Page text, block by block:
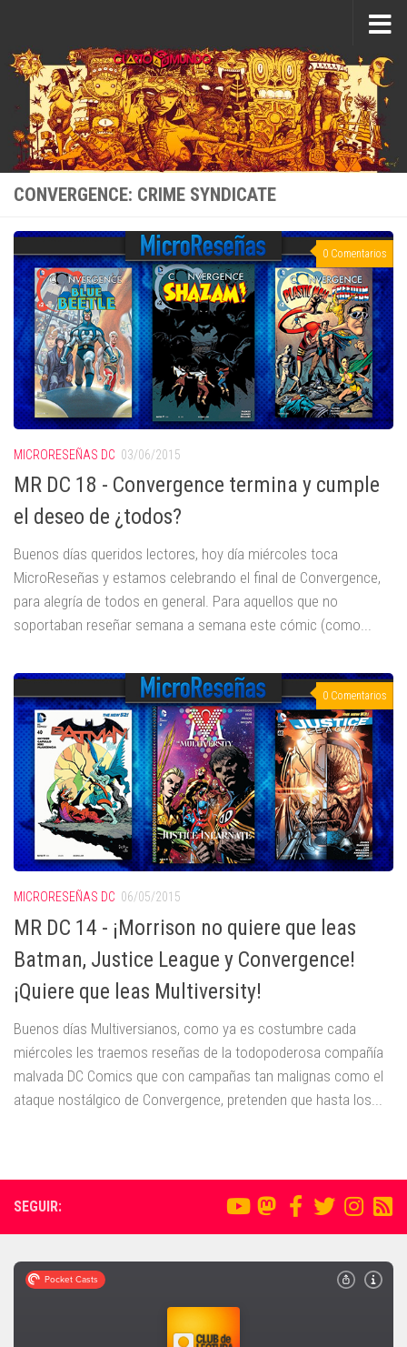
CONVERGENCE: CRIME SYNDICATE
0 Comentarios
MICRORESEÑAS DC 03/06/2015
MR DC 18 - Convergence termina y cumple
el deseo de ¿todos?
Buenos días queridos lectores, hoy día miércoles toca
MicroReseñas y estamos celebrando el final de Convergence,
para alegría de todos en general. Para aquellos que no
soportaban reseñar semana a semana este cómic (como...
0 Comentarios
MICRORESEÑAS DC 06/05/2015
MR DC 14 - ¡Morrison no quiere que leas
Batman, Justice League y Convergence!
¡Quiere que leas Multiversity!
Buenos días Multiversianos, como ya es costumbre cada
miércoles les traemos reseñas de la todopoderosa compañía
malvada DC Comics que con campañas tan malignas como el
ataque nostálgico de Convergence, pretenden que hasta los...
SEGUIR: